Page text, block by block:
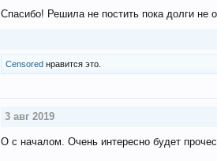
Спасибо! Решила не постить пока долги
Censored нравится это.
3 авг 2019
О с началом. Очень интересно будет